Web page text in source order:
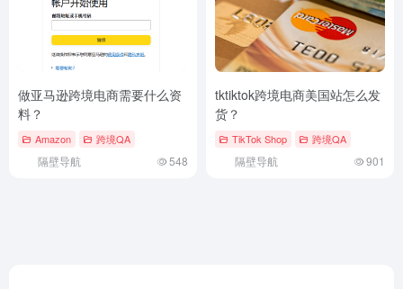
做亚马逊跨境电商需要什么资
料？
Amazon 跨境QA
隔壁导航 548
tktiktok跨境电商美国站怎么发
货？
TikTok Shop 跨境QA
隔壁导航 901